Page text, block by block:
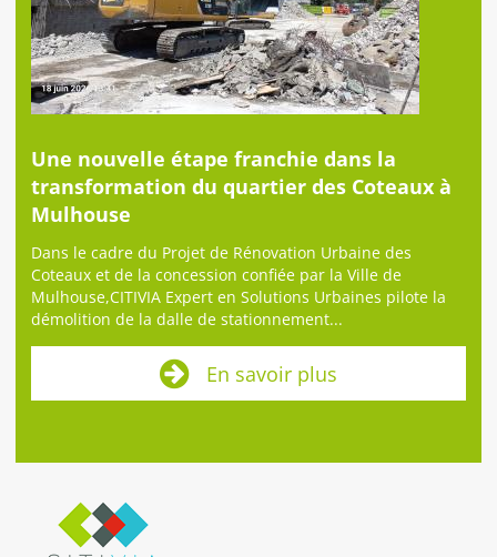
Une nouvelle étape franchie dans la
transformation du quartier des Coteaux à
Mulhouse
Dans le cadre du Projet de Rénovation Urbaine des
Coteaux et de la concession confiée par la Ville de
Mulhouse,CITIVIA Expert en Solutions Urbaines pilote la
démolition de la dalle de stationnement...
En savoir plus